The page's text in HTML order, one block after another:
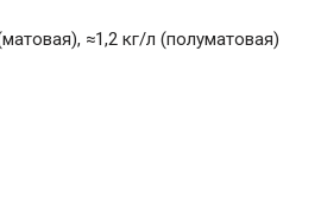
≈1,2 кг/л (полуматовая)